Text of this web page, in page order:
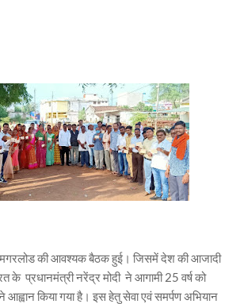
की आवश्यक बैठक हुई। जिसमें देश की आजादी
के प्रधानमंत्री नरेंद्र मोदी ने आगामी 25 वर्ष को
किया गया है। इस हेतु सेवा एवं समर्पण अभियान